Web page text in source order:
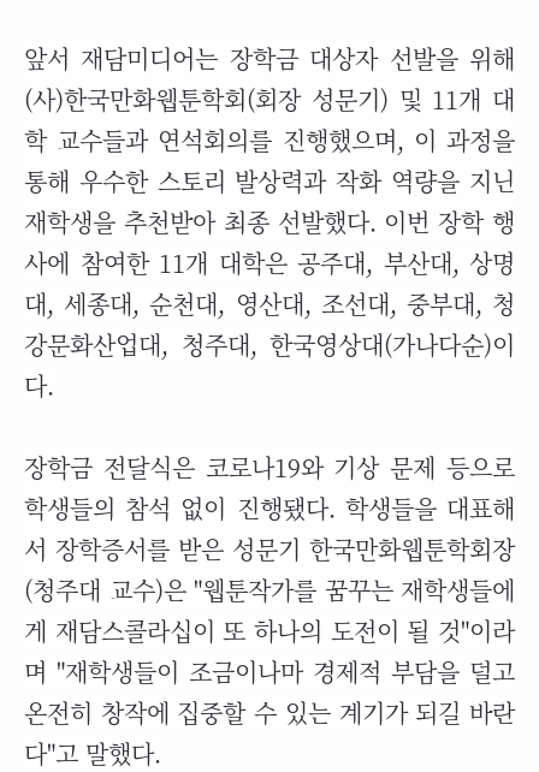
앞서 재담미디어는 장학금 대상자 선발을 위해
(사)한국만화웹툰학회(회장 성문기) 및 11개 대
학 교수들과 연석회의를 진행했으며, 이 과정을
통해 우수한 스토리 발상력과 작화 역량을 지닌
재학생을 추천받아 최종 선발했다. 이번 장학 행
사에 참여한 11개 대학은 공주대, 부산대, 상명
대, 세종대, 순천대, 영산대, 조선대, 중부대, 청
강문화산업대, 청주대, 한국영상대(가나다순)이
다.
장학금 전달식은 코로나19와 기상 문제 등으로
학생들의 참석 없이 진행됐다. 학생들을 대표해
서 장학증서를 받은 성문기 한국만화웹툰학회장
(청주대 교수)은 "웹툰작가를 꿈꾸는 재학생들에
게 재담스콜라십이 또 하나의 도전이 될 것"이라
며 "재학생들이 조금이나마 경제적 부담을 덜고
온전히 창작에 집중할 수 있는 계기가 되길 바란
다"고 말했다.